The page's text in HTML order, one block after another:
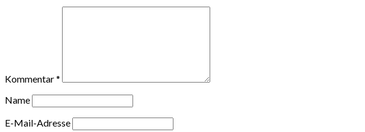
Kommentar*
Name
E-Mail-Adresse